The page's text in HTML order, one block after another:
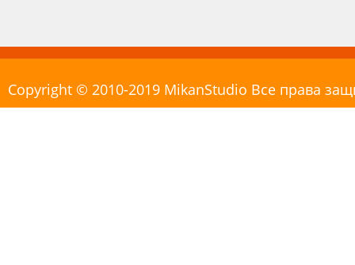
Copyright © 2010-2019 MikanStudio Все права